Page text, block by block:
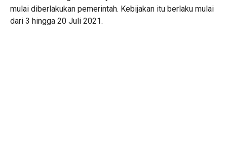
mulai diberlakukan pemerintah. Kebijakan itu berlaku mulai
dari 3 hingga 20 Juli 2021.